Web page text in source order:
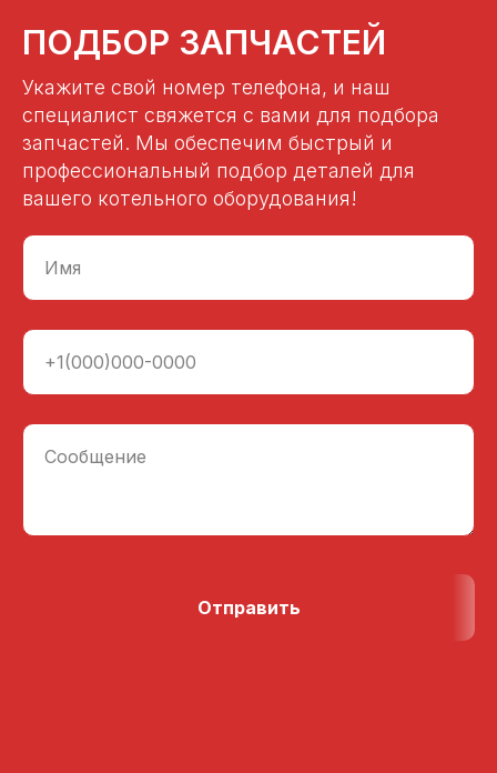
ПОДБОР ЗАПЧАСТЕЙ
Укажите свой номер телефона, и наш
специалист свяжется с вами для подбора
запчастей. Мы обеспечим быстрый и
профессиональный подбор деталей для
вашего котельного оборудования!
Имя
+1(000)000-0000
Сообщение
Отправить